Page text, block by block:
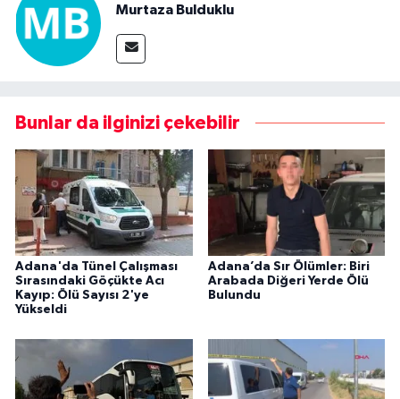
Murtaza Bulduklu
Bunlar da ilginizi çekebilir
Adana'da Tünel Çalışması
Sırasındaki Göçükte Acı
Kayıp: Ölü Sayısı 2'ye
Yükseldi
Adana’da Sır Ölümler: Biri
Arabada Diğeri Yerde Ölü
Bulundu